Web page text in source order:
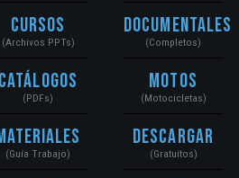
Cursos
(Archivos PPTs)
Catálogos
(PDFs)
(Guía Trabajo)
Documentales
(Completos)
Motos
(Motocicletas)
Descargar
(Gratuitos)